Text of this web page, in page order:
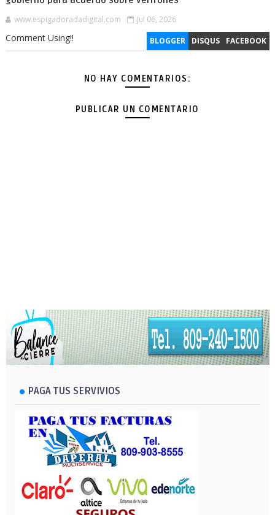
www.espigadoradadigital.com Jul 06, 2026
BLOGGER DISQUS FACEBOOK
Comment Using!!
NO HAY COMENTARIOS:
PUBLICAR UN COMENTARIO
PAGA TUS SERVIVIOS